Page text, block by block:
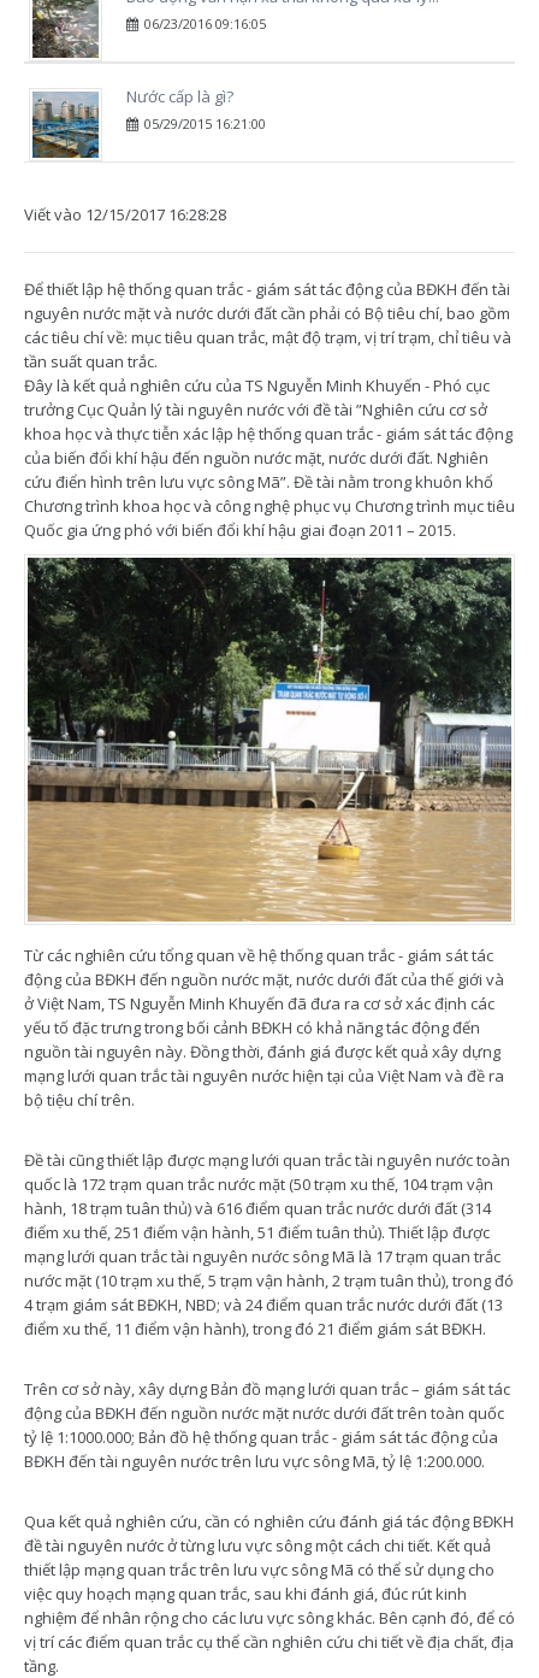
06/23/2016 09:16:05
Nước cấp là gì?
05/29/2015 16:21:00
Viết vào 12/15/2017 16:28:28
Để thiết lập hệ thống quan trắc - giám sát tác động của BĐKH đến tài
nguyên nước mặt và nước dưới đất cần phải có Bộ tiêu chí, bao gồm
các tiêu chí về: mục tiêu quan trắc, mật độ trạm, vị trí trạm, chỉ tiêu và
tần suất quan trắc.
Đây là kết quả nghiên cứu của TS Nguyễn Minh Khuyến - Phó cục
trưởng Cục Quản lý tài nguyên nước với đề tài ”Nghiên cứu cơ sở
khoa học và thực tiễn xác lập hệ thống quan trắc - giám sát tác động
của biến đổi khí hậu đến nguồn nước mặt, nước dưới đất. Nghiên
cứu điển hình trên lưu vực sông Mã”. Đề tài nằm trong khuôn khổ
Chương trình khoa học và công nghệ phục vụ Chương trình mục tiêu
Quốc gia ứng phó với biến đổi khí hậu giai đoạn 2011 – 2015.
Từ các nghiên cứu tổng quan về hệ thống quan trắc - giám sát tác
động của BĐKH đến nguồn nước mặt, nước dưới đất của thế giới và
ở Việt Nam, TS Nguyễn Minh Khuyến đã đưa ra cơ sở xác định các
yếu tố đặc trưng trong bối cảnh BĐKH có khả năng tác động đến
nguồn tài nguyên này. Đồng thời, đánh giá được kết quả xây dựng
mạng lưới quan trắc tài nguyên nước hiện tại của Việt Nam và đề ra
bộ tiệu chí trên.
Đề tài cũng thiết lập được mạng lưới quan trắc tài nguyên nước toàn
quốc là 172 trạm quan trắc nước mặt (50 trạm xu thế, 104 trạm vận
hành, 18 trạm tuân thủ) và 616 điểm quan trắc nước dưới đất (314
điểm xu thế, 251 điểm vận hành, 51 điểm tuân thủ). Thiết lập được
mạng lưới quan trắc tài nguyên nước sông Mã là 17 trạm quan trắc
nước mặt (10 trạm xu thế, 5 trạm vận hành, 2 trạm tuân thủ), trong đó
4 trạm giám sát BĐKH, NBD; và 24 điểm quan trắc nước dưới đất (13
điểm xu thế, 11 điểm vận hành), trong đó 21 điểm giám sát BĐKH.
Trên cơ sở này, xây dựng Bản đồ mạng lưới quan trắc – giám sát tác
động của BĐKH đến nguồn nước mặt nước dưới đất trên toàn quốc
tỷ lệ 1:1000.000; Bản đồ hệ thống quan trắc - giám sát tác động của
BĐKH đến tài nguyên nước trên lưu vực sông Mã, tỷ lệ 1:200.000.
Qua kết quả nghiên cứu, cần có nghiên cứu đánh giá tác động BĐKH
đề tài nguyên nước ở từng lưu vực sông một cách chi tiết. Kết quả
thiết lập mạng quan trắc trên lưu vực sông Mã có thể sử dụng cho
việc quy hoạch mạng quan trắc, sau khi đánh giá, đúc rút kinh
nghiệm để nhân rộng cho các lưu vực sông khác. Bên cạnh đó, để có
vị trí các điểm quan trắc cụ thể cần nghiên cứu chi tiết về địa chất, địa
tầng.